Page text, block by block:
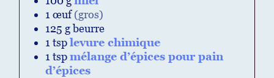
1 œuf (gros)
125 g beurre
1 tsp levure chimique
1 tsp mélange d’épices pour pain
d’épices